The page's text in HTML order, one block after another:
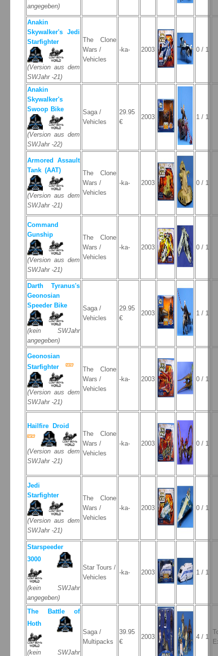
angegeben)
Anakin
Skywalker's Jedi
Starfighter
(Version aus dem
SWJahr -21)
The Clone
Wars /
Vehicles
-ka- 2003 0 / 1
Anakin
Skywalker's
Swoop Bike
(Version aus dem
SWJahr -22)
Saga /
Vehicles
29.95
€
2003 1 / 1
Armored Assault
Tank (AAT)
(Version aus dem
SWJahr -21)
The Clone
Wars /
Vehicles
-ka- 2003 0 / 1
Command
Gunship
(Version aus dem
SWJahr -21)
The Clone
Wars /
Vehicles
-ka- 2003 0 / 1
Darth Tyranus's
Geonosian
Speeder Bike
(kein SWJahr
angegeben)
Saga /
Vehicles
29.95
€
2003 1 / 1
Geonosian
Starfighter
(Version aus dem
SWJahr -21)
The Clone
Wars /
Vehicles
-ka- 2003 0 / 1
Hailfire Droid
(Version aus dem
SWJahr -21)
The Clone
Wars /
Vehicles
-ka- 2003 0 / 1
Jedi
Starfighter
(Version aus dem
SWJahr -21)
The Clone
Wars /
Vehicles
-ka- 2003 0 / 1
Starspeeder
3000
(kein SWJahr
angegeben)
Star Tours /
Vehicles
-ka- 2003 1 / 1
The Battle of
Hoth
(kein SWJahr
Saga /
Multipacks
39.95
€
2003 4 / 1